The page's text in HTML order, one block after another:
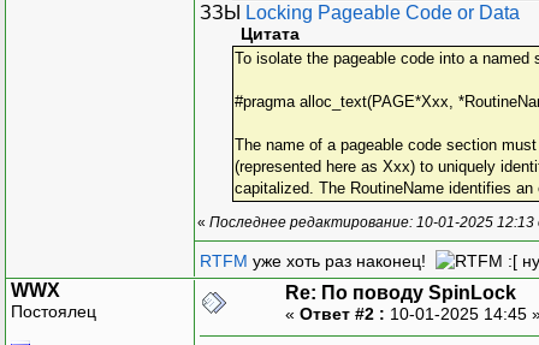
ЗЗЫ Locking Pageable Code or Data
Цитата
To isolate the pageable code into a
#pragma alloc_text(PAGE*Xxx,
The name of a pageable code section
(represented here as Xxx) to uniquely
capitalized. The RoutineName identifies
« Последнее редактирование: 10-01-2025
RTFM уже хоть раз наконец! :[
WWX
Постоялец
Re: По поводу SpinLock
« Ответ #2 : 10-01-2025 14:45